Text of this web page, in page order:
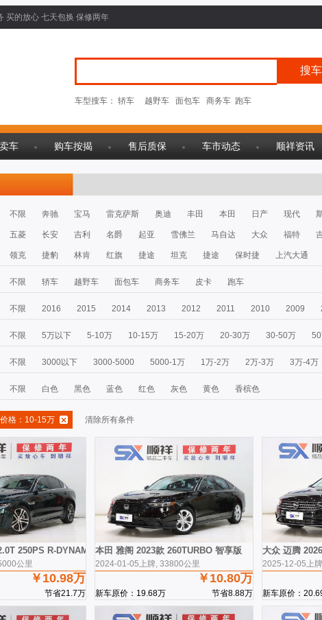
买的放心 七天包换 保修两年
车型搜车： 轿车 越野车 面包车 商务车 跑车
车 购车按揭 售后质保 车市动态 顺祥资讯
不限 奔驰 宝马 雷克萨斯 奥迪 丰田 本田 日产 现代
五菱 长安 吉利 名爵 起亚 雪佛兰 马自达 大众 福特
领克 捷豹 林肯 红旗 捷途 坦克 捷途 保时捷 上汽大通
不限 轿车 越野车 面包车 商务车 皮卡 跑车
不限 2016 2015 2014 2013 2012 2011 2010 2009
不限 5万以下 5-10万 10-15万 15-20万 20-30万 30-50万
不限 3000以下 3000-5000 5000-1万 1万-2万 2万-3万 3万-4万
不限 白色 黑色 蓝色 红色 灰色 黄色 香槟色
价格：10-15万 清除所有条件
250PS R-DYNAMIC S进取运动版
公里
￥10.98万
节省21.7万
本田 雅阁 2023款 260TURBO 智享版
2024-01-05上牌, 33800公里
￥10.80万
新车原价：19.68万 节省8.88万
大众 迈腾
2025-12-05上
新车原价：